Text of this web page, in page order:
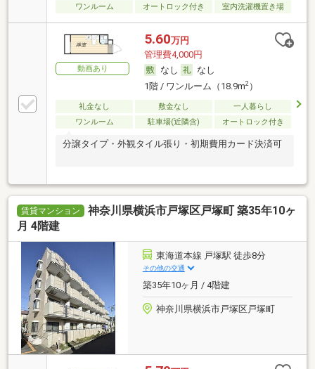
ワンルーム
オートロック付き 室内洗濯機置き場
動画あり
5.60万円
管理費4,000円
なし
なし
1階 / ワンルーム（18.9m2）
礼金なし 敷金なし
一人暮らし
ワンルーム
駐車場(近隣含) オートロック付き
分譲タイプ・外観タイル張り・初期費用カード決済可
賃貸マンション
神奈川県横浜市戸塚区戸塚町 築35年10ヶ
月 4階建
東海道本線 戸塚駅 徒歩8分
その他の交通
築35年10ヶ月 / 4階建
神奈川県横浜市戸塚区戸塚町